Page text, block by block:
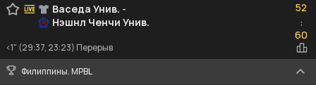
Васеда Унив. -
Нэшнл Ченчи Унив.
52
:60
60
<1" (29:37, 23:23) Перерыв
Филиппины. MPBL